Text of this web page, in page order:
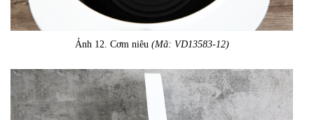
Ảnh 12. Cơm niêu (Mã: VD13583-12)